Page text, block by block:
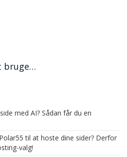
bruge…
med AI? Sådan får du en
til at hoste dine sider? Derfor
valg!